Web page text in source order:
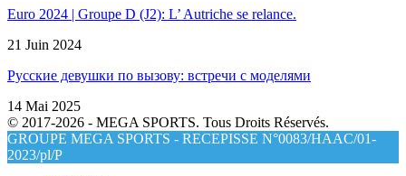
Euro 2024 | Groupe D (J2): L’ Autriche se relance.
21 Juin 2024
Русские девушки по вызову: встречи с моделями
14 Mai 2025
© 2017-2026 - MEGA SPORTS. Tous Droits Réservés.
GROUPE MEGA SPORTS - RECEPISSE N°0083/HAAC/01-
2023/pl/P